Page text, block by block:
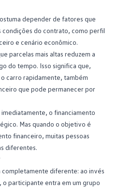
depender de fatores que
do contrato, como perfil
e cenário econômico.
parcelas mais altas reduzem a
do tempo. Isso significa que,
carro rapidamente, também
que pode permanecer por
o financiamento
Mas quando o objetivo é
financeiro, muitas pessoas
diferentes.
completamente diferente: ao invés
participante entra em um grupo